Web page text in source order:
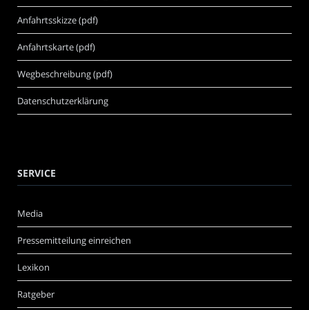
Anfahrtsskizze (pdf)
Anfahrtskarte (pdf)
Wegbeschreibung (pdf)
Datenschutzerklärung
SERVICE
Media
Pressemitteilung einreichen
Lexikon
Ratgeber